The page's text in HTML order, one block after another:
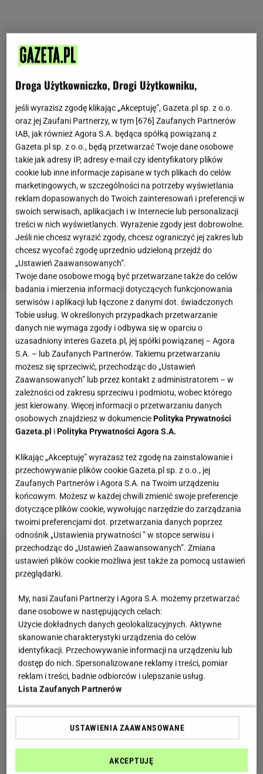
Zobacz wideo
Składniki:
na ok. 10-12 nuggetsów
1 główkakalafiora
niecała szklanka mąki
niecała szklanka mleka roślinnego
posiekany ząbek
czosnku
łyżeczka chili
łyżeczka mielonejpapryki
starty ser żółty
pieprz, sól
Droga Użytkowniczko, Drogi Użytkowniku,
jeśli wyrazisz zgodę klikając „Akceptuję”, Gazeta.pl sp. z o.o.
oraz jej Zaufani Partnerzy, w tym [676] Zaufanych Partnerów
IAB, jak również Agora S.A. będąca spółką powiązaną z
Gazeta.pl sp. z o.o., będą przetwarzać Twoje dane osobowe
takie jak adresy IP, adresy e-mail czy identyfikatory plików
cookie lub inne informacje zapisane w tych plikach do celów
marketingowych, w szczególności na potrzeby wyświetlania
reklam dopasowanych do Twoich zainteresowań i preferencji w
swoich serwisach, aplikacjach i w Internecie lub personalizacji
treści w nich wyświetlanych. Wyrażenie zgody jest dobrowolne.
Jeśli nie chcesz wyrazić zgody, chcesz ograniczyć jej zakres lub
chcesz wycofać zgodę uprzednio udzieloną przejdź do
„Ustawień Zaawansowanych”.
Twoje dane osobowe mogą być przetwarzane także do celów
badania i mierzenia informacji dotyczących funkcjonowania
serwisów i aplikacji lub łączone z danymi dot. świadczonych
Tobie usług. W określonych przypadkach przetwarzanie
danych nie wymaga zgody i odbywa się w oparciu o
uzasadniony interes Gazeta.pl, jej spółki powiązanej – Agora
S.A. – lub Zaufanych Partnerów. Takiemu przetwarzaniu
możesz się sprzeciwić, przechodząc do „Ustawień
Zaawansowanych” lub przez kontakt z administratorem – w
zależności od zakresu sprzeciwu i podmiotu, wobec którego
jest kierowany. Więcej informacji o przetwarzaniu danych
osobowych znajdziesz w dokumencie Polityka Prywatności
Gazeta.pl i Polityka Prywatności Agora S.A.
Klikając „Akceptuję” wyrażasz też zgodę na zainstalowanie i
przechowywanie plików cookie Gazeta.pl sp. z o.o., jej
Zaufanych Partnerów i Agora S.A. na Twoim urządzeniu
końcowym. Możesz w każdej chwili zmienić swoje preferencje
dotyczące plików cookie, wywołując narzędzie do zarządzania
twoimi preferencjami dot. przetwarzania danych poprzez
odnośnik „Ustawienia prywatności ” w stopce serwisu i
przechodząc do „Ustawień Zaawansowanych”. Zmiana
ustawień plików cookie możliwa jest także za pomocą ustawień
przeglądarki.
My, nasi Zaufani Partnerzy i Agora S.A. możemy przetwarzać
dane osobowe w następujących celach:
Użycie dokładnych danych geolokalizacyjnych. Aktywne
skanowanie charakterystyki urządzenia do celów
identyfikacji. Przechowywanie informacji na urządzeniu lub
dostęp do nich. Spersonalizowane reklamy i treści, pomiar
reklam i treści, badnie odbiorców i ulepszanie usług.
Lista Zaufanych Partnerów
USTAWIENIA ZAAWANSOWANE
AKCEPTUJĘ